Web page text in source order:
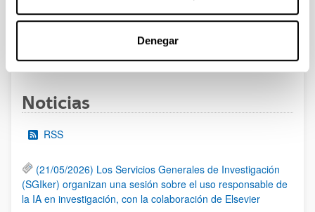
Denegar
Páginas intermedias Use TAB para desplazarse.
Páginas intermedias
Noticias
RSS
(21/05/2026) Los Servicios Generales de Investigación
(SGIker) organizan una sesión sobre el uso responsable de
la IA en investigación, con la colaboración de Elsevier